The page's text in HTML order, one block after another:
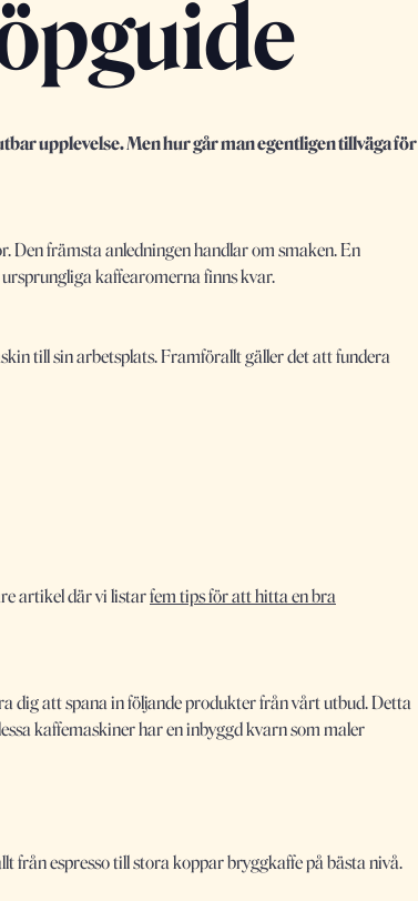
upplevelse. Men hur går man egentligen tillväga för
Den främsta anledningen handlar om smaken. En
kaffearomerna finns kvar.
till sin arbetsplats. Framförallt gäller det att fundera
artikel där vi listarfem tips för att hitta en bra
dig att spana in följande produkter från vårt utbud. Detta
kaffemaskiner har en inbyggd kvarn som maler
från espresso till stora koppar bryggkaffe på bästa nivå.